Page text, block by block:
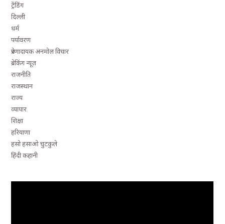
ट्रेंडिंग
दिल्ली
धर्म
पर्यावरण
प्रेरणादायक अनमोल विचार
ब्रेकिंग न्यूज़
राजनीति
राजस्थान
राज्य
व्यापार
शिक्षा
हरियाणा
हसो हसाओ चुटकुले
हिंदी कहानी